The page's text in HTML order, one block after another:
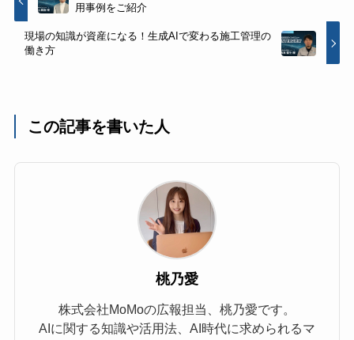
用事例をご紹介
現場の知識が資産になる！生成AIで変わる施工管理の
働き方
この記事を書いた人
桃乃愛
株式会社MoMoの広報担当、桃乃愛です。
AIに関する知識や活用法、AI時代に求められるマ